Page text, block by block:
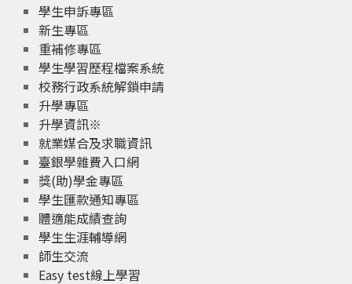
學生申訴專區
新生專區
重補修專區
學生學習歷程檔案系統
校務行政系統解鎖申請
升學專區
升學資訊※
就業媒合及求職資訊
臺銀學雜費入口網
獎(助)學金專區
學生匯款通知專區
體適能成績查詢
學生生涯輔導網
師生交流
Easy test線上學習